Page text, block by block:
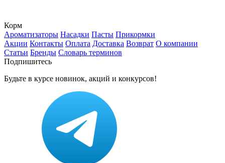
Корм
Ароматизаторы Насадки Пасты Прикормки
Акции Контакты Оплата Доставка Возврат О компании
Статьи Бренды Словарь терминов
Подпишитесь
Будьте в курсе новинок, акций и конкурсов!